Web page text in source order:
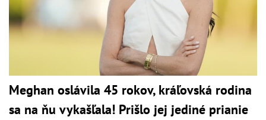
Meghan oslávila 45 rokov, kráľovská rodina
sa na ňu vykašľala! Prišlo jej jediné prianie